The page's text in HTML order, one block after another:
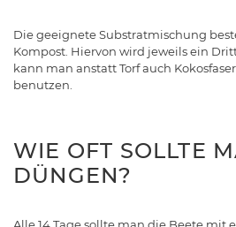
Die geeignete Substratmischung
Kompost. Hiervon wird jeweils ein
kann man anstatt Torf auch
benutzen.
WIE OFT SOLLTE
DÜNGEN?